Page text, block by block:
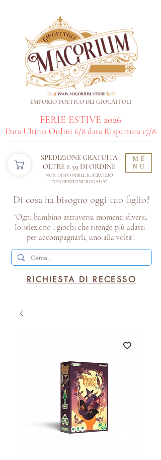
ME
NU
Di cosa ha bisogno oggi tuo figlio?
SPEDIZIONE GRATUITA
OLTRE € 59 DI ORDINE​
NON DISPONIBILE IL SERVIZIO
"CONFEZIONE REGALO"
"Ogni bambino attraversa momenti diversi.
Io seleziono i giochi che ritengo più adatti
per accompagnarli, uno alla volta".
EMPORIO POETICO DEI GIOCATTOLI
RICHIESTA DI RECESSO
FERIE ESTIVE 2026
Data Ultima Ordini 6/8 data Riapertura 17/8